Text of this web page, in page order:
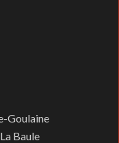
Goulaine
Baule